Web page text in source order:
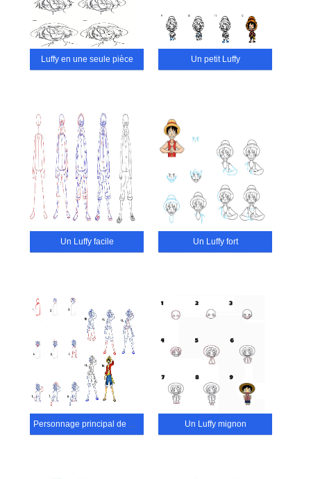
Luffy en une seule pièce Un petit Luffy
Un Luffy facile Un Luffy fort
Personnage principal de Luffy Un Luffy mignon